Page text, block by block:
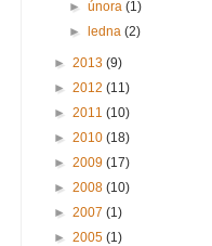
►února(1)
►ledna(2)
► 2013 (9)
► 2012 (11)
► 2011 (10)
► 2010 (18)
► 2009 (17)
► 2008 (10)
► 2007 (1)
► 2005 (1)